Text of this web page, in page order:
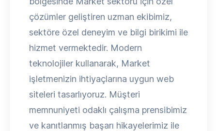
çözümler geliştiren uzman ekibimiz,
sektöre özel deneyim ve bilgi birikimi ile
hizmet vermektedir. Modern
teknolojiler kullanarak, Market
işletmenizin ihtiyaçlarına uygun web
siteleri tasarlıyoruz. Müşteri
memnuniyeti odaklı çalışma prensibimiz
ve kanıtlanmış başarı hikayelerimiz ile